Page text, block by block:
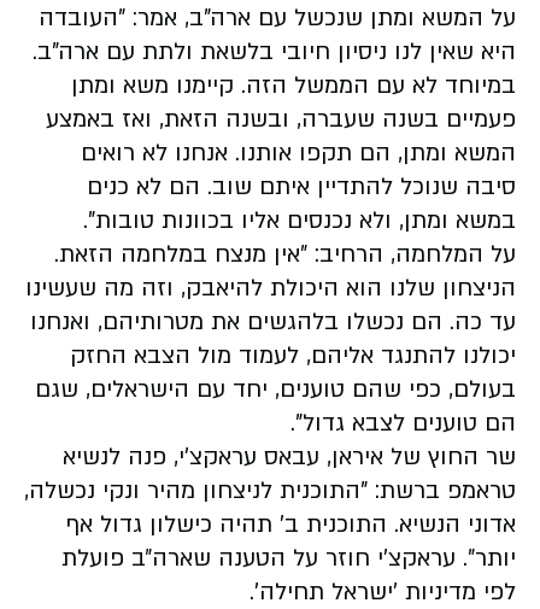
על המשא ומתן שנכשל עם ארה"ב, אמר: "העובדה
היא שאין לנו ניסיון חיובי בלשאת ולתת עם ארה"ב.
במיוחד לא עם הממשל הזה. קיימנו משא ומתן
פעמיים בשנה שעברה, ובשנה הזאת, ואז באמצע
המשא ומתן, הם תקפו אותנו. אנחנו לא רואים
סיבה שנוכל להתדיין איתם שוב. הם לא כנים
במשא ומתן, ולא נכנסים אליו בכוונות טובות".
על המלחמה, הרחיב: "אין מנצח במלחמה הזאת.
הניצחון שלנו הוא היכולת להיאבק, וזה מה שעשינו
עד כה. הם נכשלו בלהגשים את מטרותיהם, ואנחנו
יכולנו להתנגד אליהם, לעמוד מול הצבא החזק
בעולם, כפי שהם טוענים, יחד עם הישראלים, שגם
הם טוענים לצבא גדול".
שר החוץ של איראן, עבאס עראקצ׳י, פנה לנשיא
טראמפ ברשת: "התוכנית לניצחון מהיר ונקי נכשלה,
אדוני הנשיא. התוכנית ב׳ תהיה כישלון גדול אף
יותר". עראקצ׳י חוזר על הטענה שארה״ב פועלת
לפי מדיניות ׳ישראל תחילה׳.